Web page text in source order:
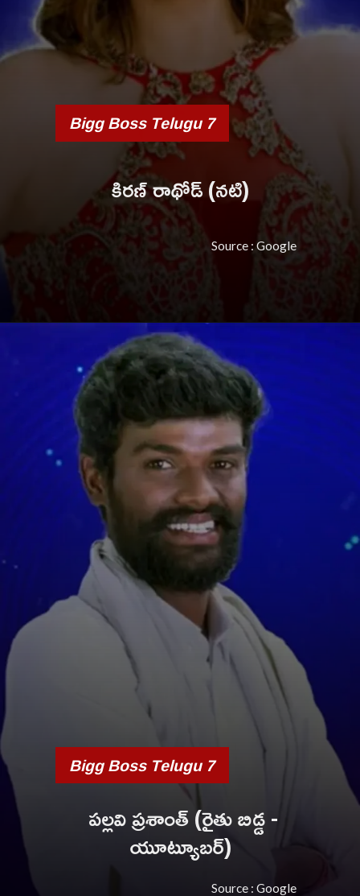
Bigg Boss Telugu 7
కిరణ్ రాథోడ్ (నటి)
Source : Google
Bigg Boss Telugu 7
పల్లవి ప్రశాంత్ (రైతు బిడ్డ -
యూట్యూబర్)
Source : Google